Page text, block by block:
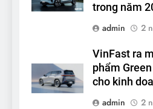
trong năm
admin
2
VinFast ra
phẩm
cho kinh
admin
2